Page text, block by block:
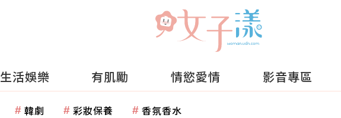
生活娛樂 有肌勵 情慾愛情 影音專區
韓劇 彩妝保養 香氛香水